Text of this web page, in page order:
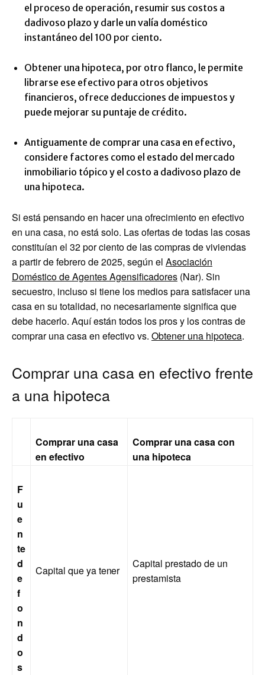
el proceso de operación, resumir sus costos a
dadivoso plazo y darle un valía doméstico
instantáneo del 100 por ciento.
Obtener una hipoteca, por otro flanco, le permite
librarse ese efectivo para otros objetivos
financieros, ofrece deducciones de impuestos y
puede mejorar su puntaje de crédito.
Antiguamente de comprar una casa en efectivo,
considere factores como el estado del mercado
inmobiliario tópico y el costo a dadivoso plazo de
una hipoteca.
Si está pensando en hacer una ofrecimiento en efectivo
en una casa, no está solo. Las ofertas de todas las cosas
constituían el 32 por ciento de las compras de viviendas
a partir de febrero de 2025, según el Asociación
Doméstico de Agentes Agensificadores (Nar). Sin
secuestro, incluso si tiene los medios para satisfacer una
casa en su totalidad, no necesariamente significa que
debe hacerlo. Aquí están todos los pros y los contras de
comprar una casa en efectivo vs. Obtener una hipoteca.
Comprar una casa en efectivo frente
a una hipoteca
Comprar una casa
en efectivo
Comprar una casa con
una hipoteca
F
u
e
n
te
d
e
f
o
n
d
o
s
Capital que yatener
Capital prestado de un
prestamista